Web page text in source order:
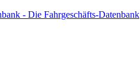
- Die Fahrgeschäfts-Datenbank